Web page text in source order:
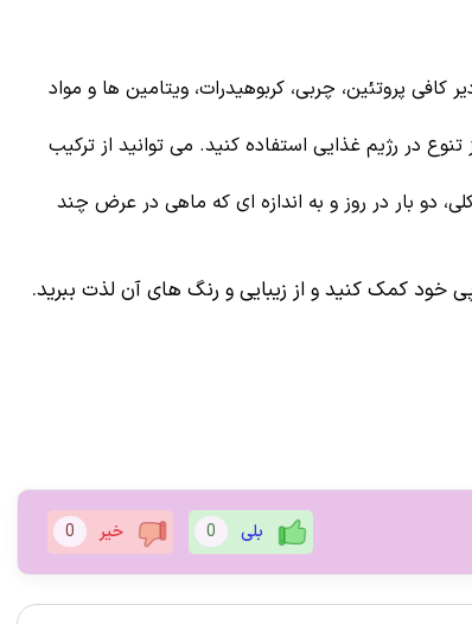
پروتئین، چربی، کربوهیدرات، ویتامین ها و مواد
در رژیم غذایی استفاده کنید. می توانید از ترکیب
دو بار در روز و به اندازه ای که ماهی در عرض چند
خود کمک کنید و از زیبایی و رنگ های آن لذت ببرید.
بلی 0 خیر 0